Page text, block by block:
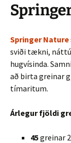
Springer Nature
sviði tækni,
hugvísinda.
að birta greinar
tímaritum.
Árlegur fjöldi
45greinar